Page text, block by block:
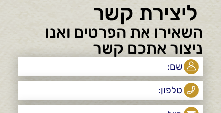
ליצירת קשר
השאירו את הפרטים ואנו
ניצור אתכם קשר